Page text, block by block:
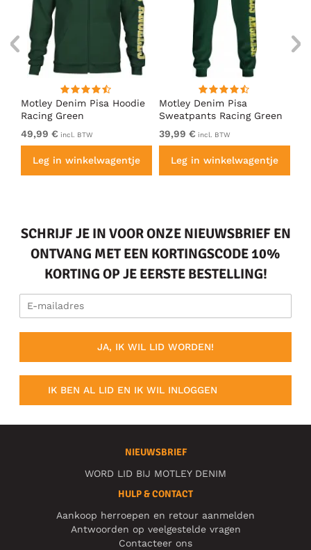
Motley Denim Pisa Hoodie
Racing Green
49,99 € incl. BTW
Leg in winkelwagentje
Motley Denim Pisa
Sweatpants Racing Green
39,99 € incl. BTW
Leg in winkelwagentje
SCHRIJF JE IN VOOR ONZE NIEUWSBRIEF EN
ONTVANG MET EEN KORTINGSCODE 10%
KORTING OP JE EERSTE BESTELLING!
JA, IK WIL LID WORDEN!
IK BEN AL LID EN IK WIL INLOGGEN
NIEUWSBRIEF
WORD LID BIJ MOTLEY DENIM
HULP & CONTACT
Aankoop herroepen en retour aanmelden
Antwoorden op veelgestelde vragen
Contacteer ons